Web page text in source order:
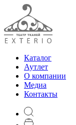
Каталог
Аутлет
О компании
Медиа
Контакты